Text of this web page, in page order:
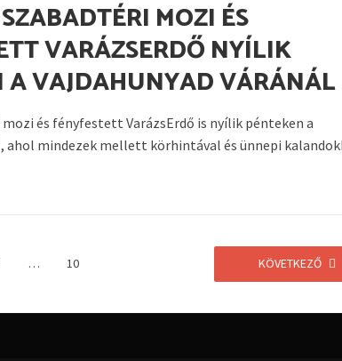
MOZI ÉS
VARÁZSERDŐ NYÍLIK
A VAJDAHUNYAD VÁRÁNÁL
és fényfestett VarázsErdő is nyílik pénteken a
ahol mindezek mellett körhintával és ünnepi
… 10 KÖVETKEZŐ